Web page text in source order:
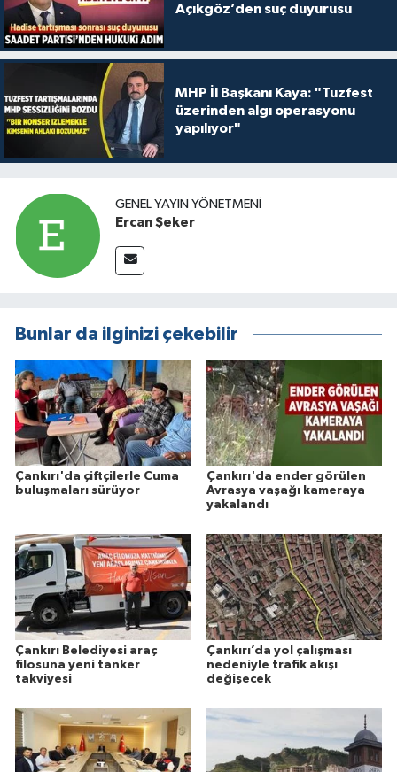
Açıkgöz’den suç duyurusu
MHP İl Başkanı Kaya: "Tuzfest
üzerinden algı operasyonu
yapılıyor"
GENEL YAYIN YÖNETMENI
Ercan Şeker
Bunlar da ilginizi çekebilir
Çankırı'da çiftçilerle Cuma
buluşmaları sürüyor
Çankırı'da ender görülen
Avrasya vaşağı kameraya
yakalandı
Çankırı Belediyesi araç
filosuna yeni tanker
takviyesi
Çankırı’da yol çalışması
nedeniyle trafik akışı
değişecek